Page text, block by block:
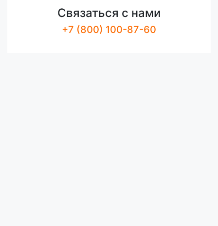
Связаться с нами
+7 (800) 100-87-60